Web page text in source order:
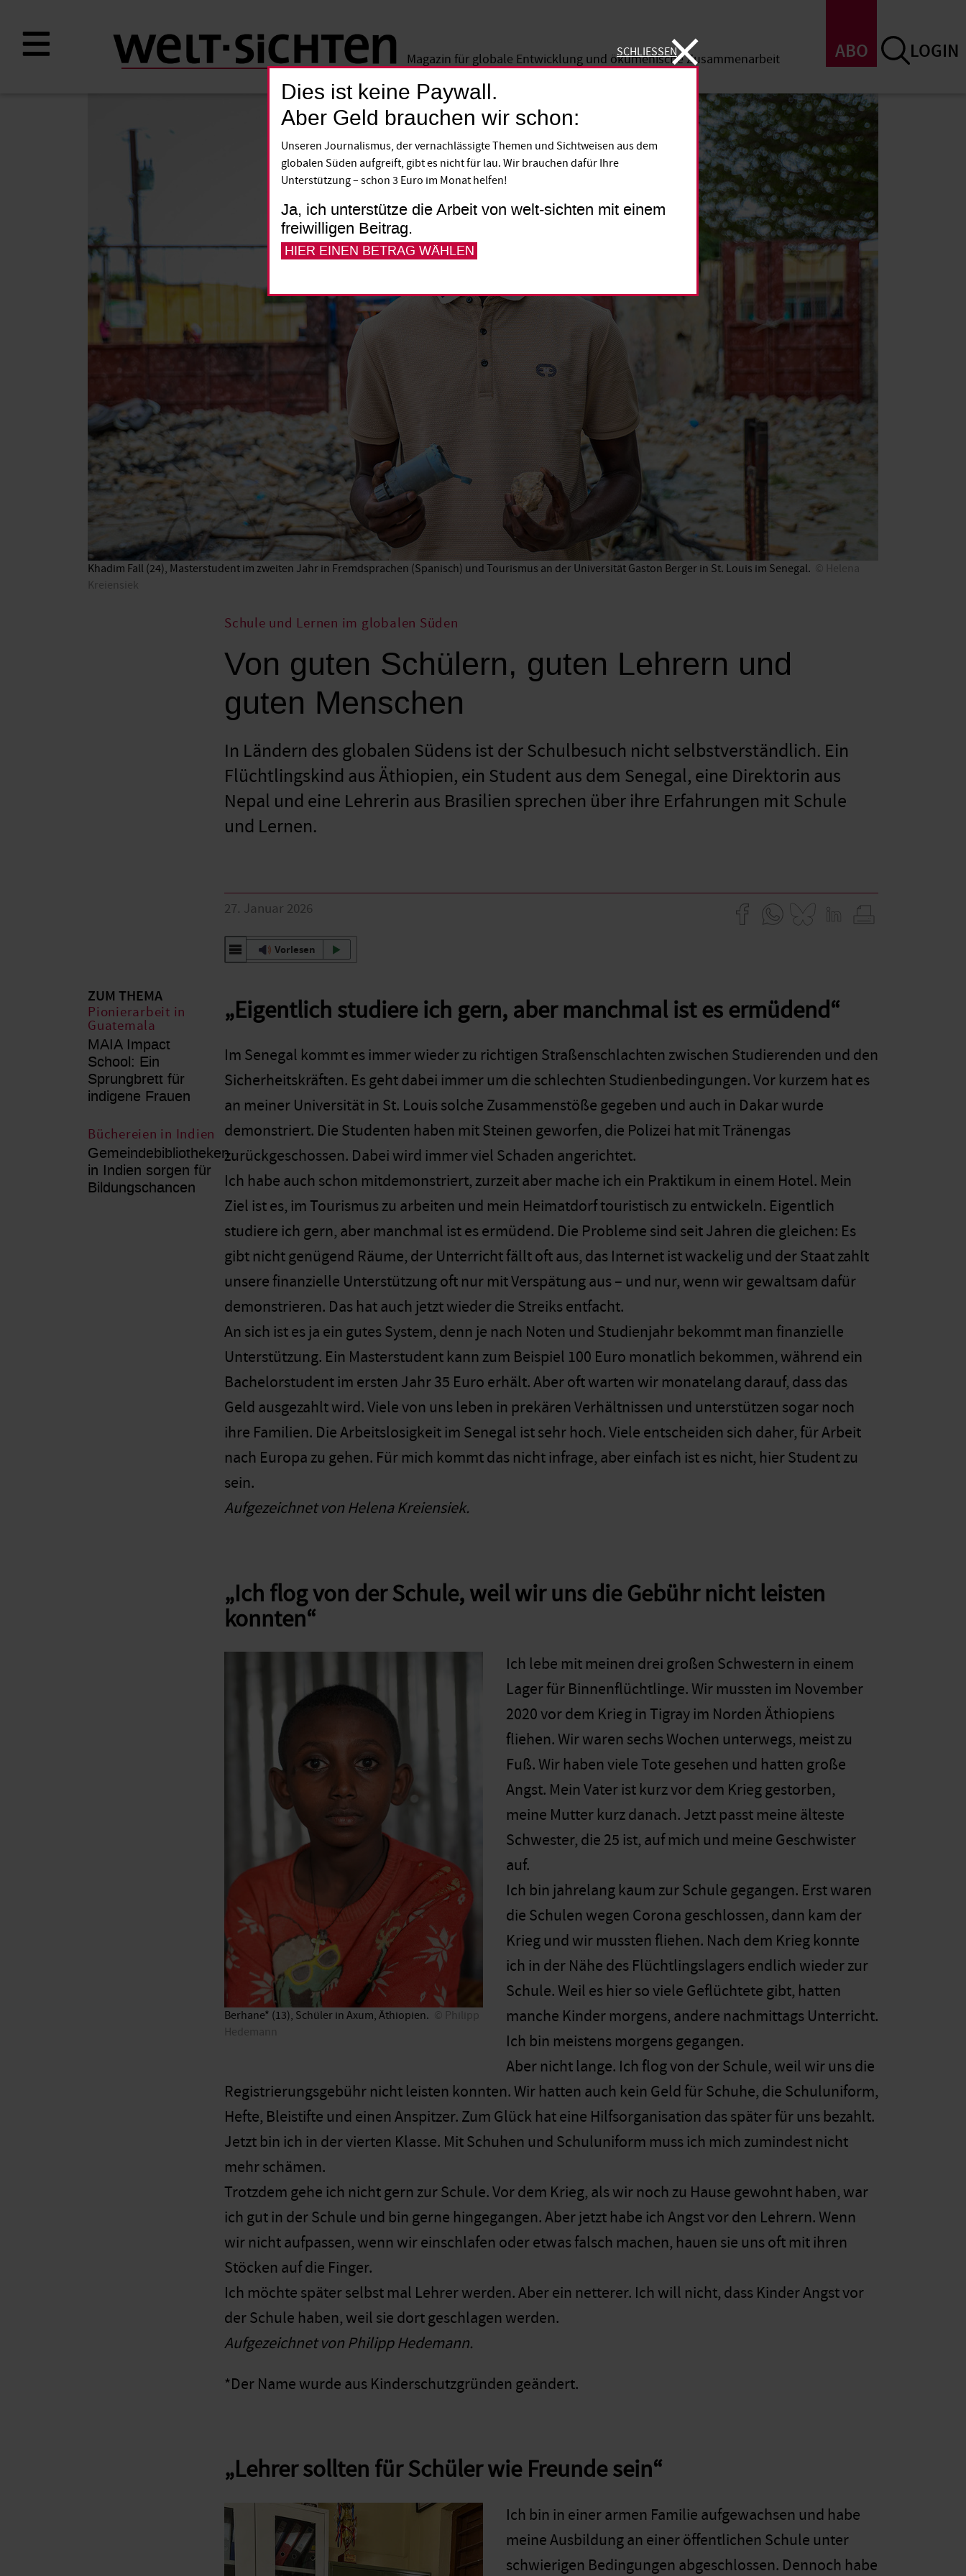
Inhalt
ABO LOGIN
Magazin für globale Entwicklung und ökumenische Zusammenarbeit
Khadim Fall (24), Masterstudent im zweiten Jahr in Fremdsprachen (Spanisch) und Tourismus an der Universität Gaston Berger in St. Louis im Senegal.
Helena
Kreiensiek
Schule und Lernen im globalen Süden
Von guten Schülern, guten Lehrern und
guten Menschen
In Ländern des globalen Südens ist der Schulbesuch nicht selbstverständlich. Ein
Flüchtlingskind aus Äthiopien, ein Student aus dem Senegal, eine Direktorin aus
Nepal und eine Lehrerin aus Brasilien sprechen über ihre Erfahrungen mit Schule
und Lernen.
ZUM THEMA
Pionierarbeit in
Guatemala
MAIA Impact
School: Ein
Sprungbrett für
indigene Frauen
Büchereien in Indien
Gemeindebibliotheken
in Indien sorgen für
Bildungschancen
27. Januar 2026
Vorlesen
„Eigentlich studiere ich gern, aber manchmal ist es ermüdend“
Im Senegal kommt es immer wieder zu richtigen Straßenschlachten zwischen Studierenden und den
Sicherheitskräften. Es geht dabei immer um die schlechten Studienbedingungen. Vor kurzem hat es
an meiner Universität in St. Louis solche Zusammenstöße gegeben und auch in Dakar wurde
demonstriert. Die Studenten haben mit Steinen geworfen, die Polizei hat mit Tränengas
zurückgeschossen. Dabei wird immer viel Schaden angerichtet.
Ich habe auch schon mitdemonstriert, zurzeit aber mache ich ein Praktikum in einem Hotel. Mein
Ziel ist es, im Tourismus zu arbeiten und mein Heimatdorf touristisch zu entwickeln. Eigentlich
studiere ich gern, aber manchmal ist es ermüdend. Die Probleme sind seit Jahren die gleichen: Es
gibt nicht genügend Räume, der Unterricht fällt oft aus, das Internet ist wackelig und der Staat zahlt
unsere finanzielle Unterstützung oft nur mit Verspätung aus – und nur, wenn wir gewaltsam dafür
demonstrieren. Das hat auch jetzt wieder die Streiks entfacht.
An sich ist es ja ein gutes System, denn je nach Noten und Studienjahr bekommt man finanzielle
Unterstützung. Ein Masterstudent kann zum Beispiel 100 Euro monatlich bekommen, während ein
Bachelorstudent im ersten Jahr 35 Euro erhält. Aber oft warten wir monatelang darauf, dass das
Geld ausgezahlt wird. Viele von uns leben in prekären Verhältnissen und unterstützen sogar noch
ihre Familien. Die Arbeitslosigkeit im Senegal ist sehr hoch. Viele entscheiden sich daher, für Arbeit
nach Europa zu gehen. Für mich kommt das nicht infrage, aber einfach ist es nicht, hier Student zu
sein.
Aufgezeichnet von Helena Kreiensiek.
„Ich flog von der Schule, weil wir uns die Gebühr nicht leisten
konnten“
Berhane* (13), Schüler in Axum, Äthiopien.
Philipp
Hedemann
Ich lebe mit meinen drei großen Schwestern in einem
Lager für Binnenflüchtlinge. Wir mussten im November
2020 vor dem Krieg in Tigray im Norden Äthiopiens
fliehen. Wir waren sechs Wochen unterwegs, meist zu
Fuß. Wir haben viele Tote gesehen und hatten große
Angst. Mein Vater ist kurz vor dem Krieg gestorben,
meine Mutter kurz danach. Jetzt passt meine älteste
Schwester, die 25 ist, auf mich und meine Geschwister
auf.
Ich bin jahrelang kaum zur Schule gegangen. Erst waren
die Schulen wegen Corona geschlossen, dann kam der
Krieg und wir mussten fliehen. Nach dem Krieg konnte
ich in der Nähe des Flüchtlingslagers endlich wieder zur
Schule. Weil es hier so viele Geflüchtete gibt, hatten
manche Kinder morgens, andere nachmittags Unterricht.
Ich bin meistens morgens gegangen.
Aber nicht lange. Ich flog von der Schule, weil wir uns die
Registrierungsgebühr nicht leisten konnten. Wir hatten auch kein Geld für Schuhe, die Schuluniform,
Hefte, Bleistifte und einen Anspitzer. Zum Glück hat eine Hilfsorganisation das später für uns bezahlt.
Jetzt bin ich in der vierten Klasse. Mit Schuhen und Schuluniform muss ich mich zumindest nicht
mehr schämen.
Trotzdem gehe ich nicht gern zur Schule. Vor dem Krieg, als wir noch zu Hause gewohnt haben, war
ich gut in der Schule und bin gerne hingegangen. Aber jetzt habe ich Angst vor den Lehrern. Wenn
wir nicht aufpassen, wenn wir einschlafen oder etwas falsch machen, hauen sie uns oft mit ihren
Stöcken auf die Finger.
Ich möchte später selbst mal Lehrer werden. Aber ein netterer. Ich will nicht, dass Kinder Angst vor
der Schule haben, weil sie dort geschlagen werden.
Aufgezeichnet von Philipp Hedemann.
*Der Name wurde aus Kinderschutzgründen geändert.
„Lehrer sollten für Schüler wie Freunde sein“
Ich bin in einer armen Familie aufgewachsen und habe
meine Ausbildung an einer öffentlichen Schule unter
schwierigen Bedingungen abgeschlossen. Dennoch habe
SCHLIESSEN
Dies ist keine Paywall.
Aber Geld brauchen wir schon:
Unseren Journalismus, der vernachlässigte Themen und Sichtweisen aus dem
globalen Süden aufgreift, gibt es nicht für lau. Wir brauchen dafür Ihre
Unterstützung – schon 3 Euro im Monat helfen!
Ja, ich unterstütze die Arbeit von welt-sichten mit einem
freiwilligen Beitrag.
HIER EINEN BETRAG WÄHLEN